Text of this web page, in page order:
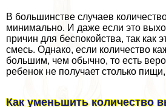
В большинстве случаев
минимально. И даже если это
причин для беспокойства, так как
смесь. Однако, если количество
большим, чем обычно, то есть
ребенок не получает столько
Как уменьшить количество